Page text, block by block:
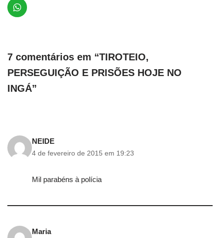
7 comentários em “TIROTEIO,
PERSEGUIÇÃO E PRISÕES HOJE NO
INGÁ”
NEIDE
4 de fevereiro de 2015 em 19:23
Mil parabéns à polícia
Maria